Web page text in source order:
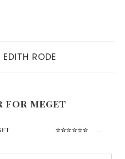
EDITH RODE
FOR MEGET
MEGET ✮✮✮✮✮✮ …